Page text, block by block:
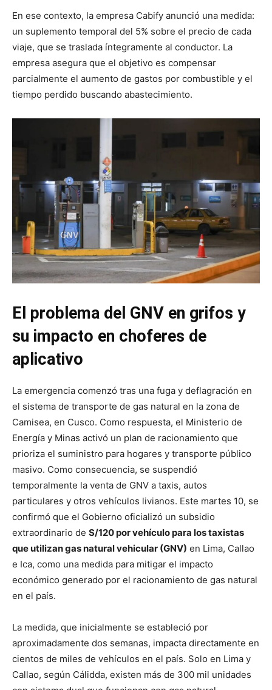
En ese contexto, la empresa Cabify anunció una medida:
un suplemento temporal del 5% sobre el precio de cada
viaje, que se traslada íntegramente al conductor. La
empresa asegura que el objetivo es compensar
parcialmente el aumento de gastos por combustible y el
tiempo perdido buscando abastecimiento.
El problema del GNV en grifos y
su impacto en choferes de
aplicativo
La emergencia comenzó tras una fuga y deflagración en
el sistema de transporte de gas natural en la zona de
Camisea, en Cusco. Como respuesta, el Ministerio de
Energía y Minas activó un plan de racionamiento que
prioriza el suministro para hogares y transporte público
masivo. Como consecuencia, se suspendió
temporalmente la venta de GNV a taxis, autos
particulares y otros vehículos livianos. Este martes 10, se
confirmó que el Gobierno oficializó un subsidio
extraordinario de S/120 por vehículo para los taxistas
que utilizan gas natural vehicular (GNV) en Lima, Callao
e Ica, como una medida para mitigar el impacto
económico generado por el racionamiento de gas natural
en el país.
La medida, que inicialmente se estableció por
aproximadamente dos semanas, impacta directamente en
cientos de miles de vehículos en el país. Solo en Lima y
Callao, según Cálidda, existen más de 300 mil unidades